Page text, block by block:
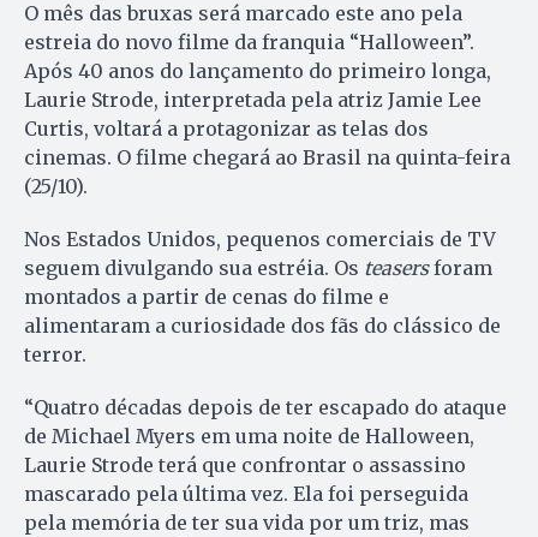
O mês das bruxas será marcado este ano pela
estreia do novo filme da franquia “Halloween”.
Após 40 anos do lançamento do primeiro longa,
Laurie Strode, interpretada pela atriz Jamie Lee
Curtis, voltará a protagonizar as telas dos
cinemas. O filme chegará ao Brasil na quinta-feira
(25/10).
Nos Estados Unidos, pequenos comerciais de TV
seguem divulgando sua estréia. Os teasersforam
montados a partir de cenas do filme e
alimentaram a curiosidade dos fãs do clássico de
terror.
“Quatro décadas depois de ter escapado do ataque
de Michael Myers em uma noite de Halloween,
Laurie Strode terá que confrontar o assassino
mascarado pela última vez. Ela foi perseguida
pela memória de ter sua vida por um triz, mas